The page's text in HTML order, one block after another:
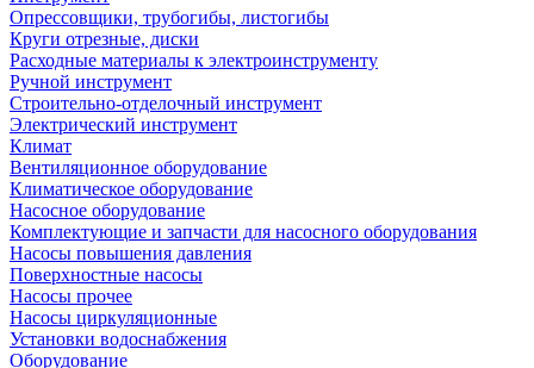
Опрессовщики, трубогибы, листогибы
Круги отрезные, диски
Расходные материалы к электроинструменту
Ручной инструмент
Строительно-отделочный инструмент
Электрический инструмент
Климат
Вентиляционное оборудование
Климатическое оборудование
Насосное оборудование
Комплектующие и запчасти для насосного оборудования
Насосы повышения давления
Поверхностные насосы
Насосы прочее
Насосы циркуляционные
Установки водоснабжения
Оборудование